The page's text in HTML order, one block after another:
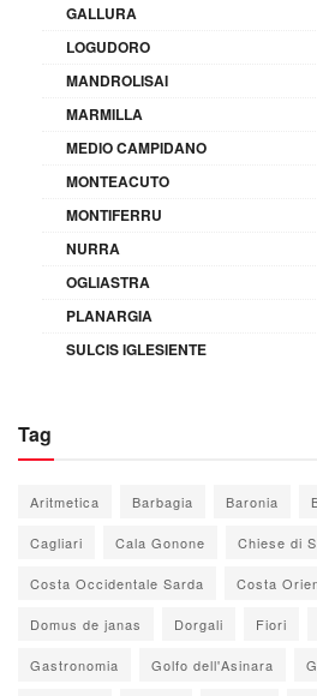
GALLURA
LOGUDORO
MANDROLISAI
MARMILLA
MEDIO CAMPIDANO
MONTEACUTO
MONTIFERRU
NURRA
OGLIASTRA
PLANARGIA
SULCIS IGLESIENTE
Tag
Aritmetica Barbagia Baronia
Cagliari Cala Gonone Chiese di
Costa Occidentale Sarda Costa
Domus de janas Dorgali Fiori
Gastronomia Golfo dell'Asinara